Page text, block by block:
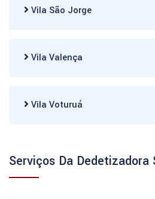
Vila São Jorge
Vila Valença
Vila Voturuá
Serviços Da Dedetizadora